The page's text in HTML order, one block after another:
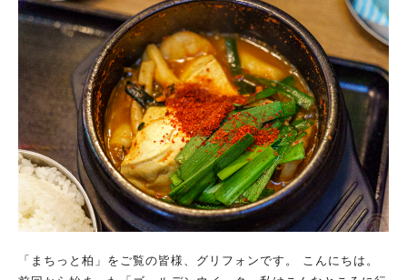
「まちっと柏」をご覧の皆様、グリフォンです。 こんにちは。